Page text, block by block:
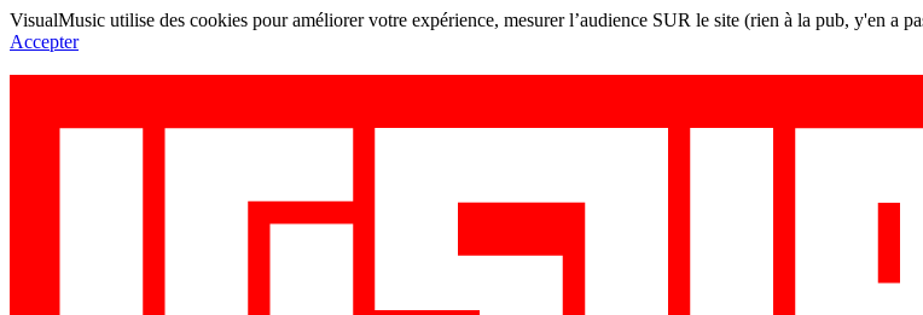
VisualMusic utilise des cookies pour améliorer votre expérience, mesurer l’audience SUR le site (rien à la pub, y'en a
Accepter